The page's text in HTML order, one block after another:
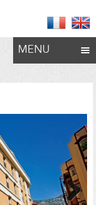
MENU